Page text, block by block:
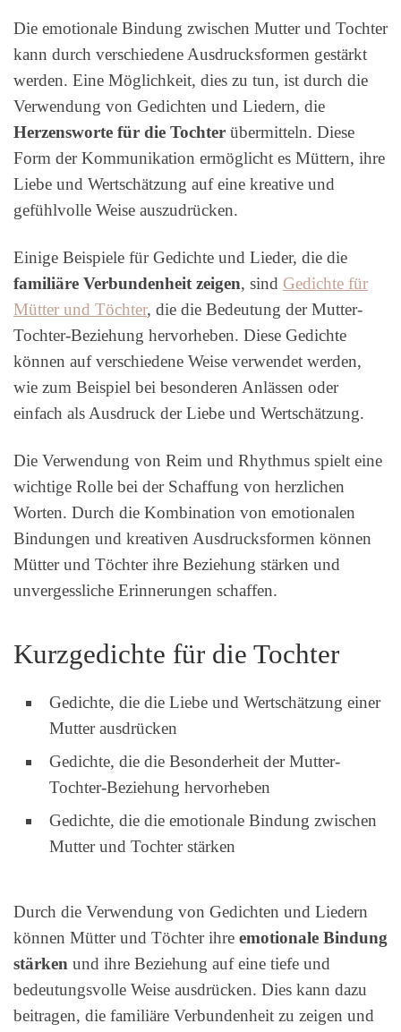
Die emotionale Bindung zwischen Mutter und Tochter
kann durch verschiedene Ausdrucksformen gestärkt
werden. Eine Möglichkeit, dies zu tun, ist durch die
Verwendung von Gedichten und Liedern, die
Herzensworte für die Tochter übermitteln. Diese
Form der Kommunikation ermöglicht es Müttern, ihre
Liebe und Wertschätzung auf eine kreative und
gefühlvolle Weise auszudrücken.
Einige Beispiele für Gedichte und Lieder, die die
familiäre Verbundenheit zeigen, sind Gedichte für
Mütter und Töchter, die die Bedeutung der Mutter-
Tochter-Beziehung hervorheben. Diese Gedichte
können auf verschiedene Weise verwendet werden,
wie zum Beispiel bei besonderen Anlässen oder
einfach als Ausdruck der Liebe und Wertschätzung.
Die Verwendung von Reim und Rhythmus spielt eine
wichtige Rolle bei der Schaffung von herzlichen
Worten. Durch die Kombination von emotionalen
Bindungen und kreativen Ausdrucksformen können
Mütter und Töchter ihre Beziehung stärken und
unvergessliche Erinnerungen schaffen.
Kurzgedichte für die Tochter
Gedichte, die die Liebe und Wertschätzung einer
Mutter ausdrücken
Gedichte, die die Besonderheit der Mutter-
Tochter-Beziehung hervorheben
Gedichte, die die emotionale Bindung zwischen
Mutter und Tochter stärken
Durch die Verwendung von Gedichten und Liedern
können Mütter und Töchter ihre emotionale Bindung
stärken und ihre Beziehung auf eine tiefe und
bedeutungsvolle Weise ausdrücken. Dies kann dazu
beitragen, die familiäre Verbundenheit zu zeigen und